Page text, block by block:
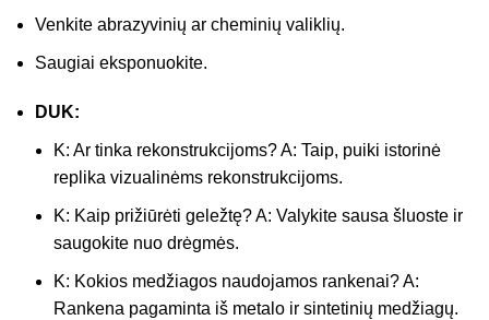
Venkite abrazyvinių ar cheminių valiklių.
Saugiai eksponuokite.
DUK:
K: Ar tinka rekonstrukcijoms? A: Taip, puiki istorinė
replika vizualinėms rekonstrukcijoms.
K: Kaip prižiūrėti geležtę? A: Valykite sausa šluoste ir
saugokite nuo drėgmės.
K: Kokios medžiagos naudojamos rankenai? A:
Rankena pagaminta iš metalo ir sintetinių medžiagų.